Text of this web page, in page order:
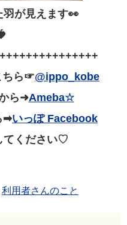
が見えます👀
ちら☞@ippo_kobe
ら➜Ameba☆
➡いっぽ Facebook
てください♡
利用者さんのこと